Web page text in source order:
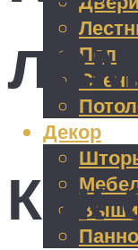
Пол
Декор
Панно
Как